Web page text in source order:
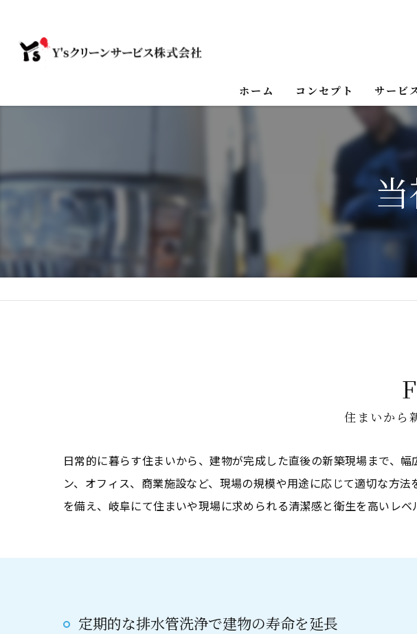
ホーム コンセプト サービ
住まいから
日常的に暮らす住まいから、建物が完成した直後の新築現場まで、
ン、オフィス、商業施設など、現場の規模や用途に応じて適切な方
を備え、岐阜にて住まいや現場に求められる清潔感と衛生を高いレベ
定期的な排水管洗浄で建物の寿命を延長